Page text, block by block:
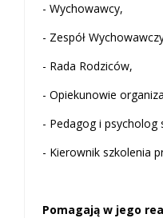
- Wychowawcy,
- Zespół
- Rada Rodziców,
- Opiekunowie
- Pedagog i psycholog
- Kierownik szkolenia
Pomagają w jego